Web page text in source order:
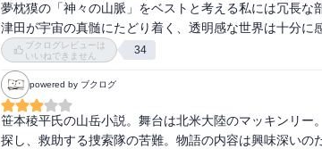
夢枕獏の「神々の山脈」をベストと考える私には冗長
津田が宇宙の真髄にたどり着く、透明感な世界は十分に
ブクログレビューは
いいねできません
34
powered by ブクログ
笹本稜平氏の山岳小説。舞台は北米大陸のマッキンリ
探し、救助する捜索隊の苦難。物語の内容は興味深い